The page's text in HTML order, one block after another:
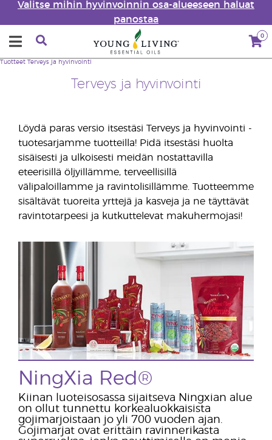
Valitse mihin hyvinvoinnin osa-alueeseen haluat
panostaa
0
Terveys ja hyvinvointi
Tuotteet Terveys ja hyvinvointi
Löydä paras versio itsestäsi Terveys ja hyvinvointi -
tuotesarjamme tuotteilla! Pidä itsestäsi huolta
sisäisesti ja ulkoisesti meidän nostattavilla
eteerisillä öljyillämme, terveellisillä
välipaloillamme ja ravintolisillämme. Tuotteemme
sisältävät tuoreita yrttejä ja kasveja ja ne täyttävät
ravintotarpeesi ja kutkuttelevat makuhermojasi!
NingXia Red®
Kiinan luoteisosassa sijaitseva Ningxian alue
on ollut tunnettu korkealuokkaisista
gojimarjoistaan jo yli 700 vuoden ajan.
Gojimarjat ovat erittäin ravinnerikasta